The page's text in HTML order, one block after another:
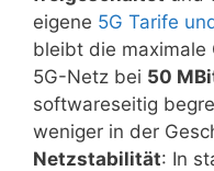
eigene 5G Tarife
bleibt die maximale
5G-Netz bei 50
softwareseitig
weniger in der
Netzstabilität: In